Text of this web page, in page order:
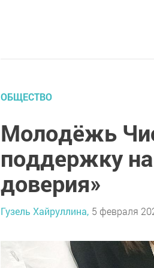
ОБЩЕСТВО
Молодёжь
поддержку
доверия»
Гузель Хайруллина, 5 февраля